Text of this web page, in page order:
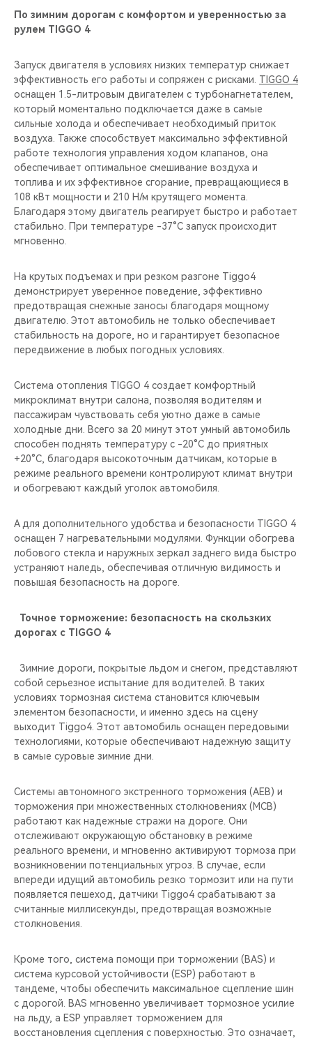
По зимним дорогам с комфортом и уверенностью за
рулем TIGGO 4
Запуск двигателя в условиях низких температур снижает
эффективность его работы и сопряжен с рисками. TIGGO 4
оснащен 1.5-литровым двигателем с турбонагнетателем,
который моментально подключается даже в самые
сильные холода и обеспечивает необходимый приток
воздуха. Также способствует максимально эффективной
работе технология управления ходом клапанов, она
обеспечивает оптимальное смешивание воздуха и
топлива и их эффективное сгорание, превращающиеся в
108 кВт мощности и 210 Н/м крутящего момента.
Благодаря этому двигатель реагирует быстро и работает
стабильно. При температуре -37°C запуск происходит
мгновенно.
На крутых подъемах и при резком разгоне Tiggo4
демонстрирует уверенное поведение, эффективно
предотвращая снежные заносы благодаря мощному
двигателю. Этот автомобиль не только обеспечивает
стабильность на дороге, но и гарантирует безопасное
передвижение в любых погодных условиях.
Система отопления TIGGO 4 создает комфортный
микроклимат внутри салона, позволяя водителям и
пассажирам чувствовать себя уютно даже в самые
холодные дни. Всего за 20 минут этот умный автомобиль
способен поднять температуру с -20°C до приятных
+20°C, благодаря высокоточным датчикам, которые в
режиме реального времени контролируют климат внутри
и обогревают каждый уголок автомобиля.
А для дополнительного удобства и безопасности TIGGO 4
оснащен 7 нагревательными модулями. Функции обогрева
лобового стекла и наружных зеркал заднего вида быстро
устраняют наледь, обеспечивая отличную видимость и
повышая безопасность на дороге.
Точное торможение: безопасность на скользких
дорогах с TIGGO 4
Зимние дороги, покрытые льдом и снегом, представляют
собой серьезное испытание для водителей. В таких
условиях тормозная система становится ключевым
элементом безопасности, и именно здесь на сцену
выходит Tiggo4. Этот автомобиль оснащен передовыми
технологиями, которые обеспечивают надежную защиту
в самые суровые зимние дни.
Системы автономного экстренного торможения (AEB) и
торможения при множественных столкновениях (MCB)
работают как надежные стражи на дороге. Они
отслеживают окружающую обстановку в режиме
реального времени, и мгновенно активируют тормоза при
возникновении потенциальных угроз. В случае, если
впереди идущий автомобиль резко тормозит или на пути
появляется пешеход, датчики Tiggo4 срабатывают за
считанные миллисекунды, предотвращая возможные
столкновения.
Кроме того, система помощи при торможении (BAS) и
система курсовой устойчивости (ESP) работают в
тандеме, чтобы обеспечить максимальное сцепление шин
с дорогой. BAS мгновенно увеличивает тормозное усилие
на льду, а ESP управляет торможением для
восстановления сцепления с поверхностью. Это означает,